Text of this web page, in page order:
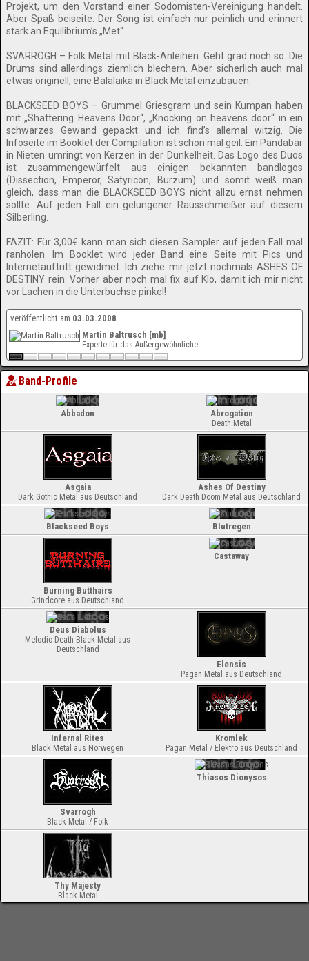
Projekt, um den Vorstand einer Sodomisten-Vereinigung handelt.
Aber Spaß beiseite. Der Song ist einfach nur peinlich und erinnert
stark an Equilibrium’s „Met“.
SVARROGH – Folk Metal mit Black-Anleihen. Geht grad noch so. Die
Drums sind allerdings ziemlich blechern. Aber sicherlich auch mal
etwas originell, eine Balalaika in Black Metal einzubauen.
BLACKSEED BOYS – Grummel Griesgram und sein Kumpan haben
mit „Shattering Heavens Door“, „Knocking on heavens door“ in ein
schwarzes Gewand gepackt und ich find’s allemal witzig. Die
Infoseite im Booklet der Compilation ist schon mal geil. Ein Pandabär
in Nieten umringt von Kerzen in der Dunkelheit. Das Logo des Duos
ist zusammengewürfelt aus einigen bekannten bandlogos
(Dissection, Emperor, Satyricon, Burzum) und somit weiß man
gleich, dass man die BLACKSEED BOYS nicht allzu ernst nehmen
sollte. Auf jeden Fall ein gelungener Rausschmeißer auf diesem
Silberling.
FAZIT: Für 3,00€ kann man sich diesen Sampler auf jeden Fall mal
ranholen. Im Booklet wird jeder Band eine Seite mit Pics und
Internetauftritt gewidmet. Ich ziehe mir jetzt nochmals ASHES OF
DESTINY rein. Vorher aber noch mal fix auf Klo, damit ich mir nicht
vor Lachen in die Unterbuchse pinkel!
veröffentlicht am 03.03.2008
Martin Baltrusch [mb]
Experte für das Außergewöhnliche
Band-Profile
Abbadon Abrogation
Death Metal
Asgaia
Dark Gothic Metal aus Deutschland
Ashes Of Destiny
Dark Death Doom Metal aus Deutschland
Blackseed Boys Blutregen
Burning Butthairs
Grindcore aus Deutschland
Castaway
Deus Diabolus
Melodic Death Black Metal aus
Deutschland
Elensis
Pagan Metal aus Deutschland
Infernal Rites
Black Metal aus Norwegen
Kromlek
Pagan Metal / Elektro aus Deutschland
Svarrogh
Black Metal / Folk
Thiasos Dionysos
Thy Majesty
Black Metal